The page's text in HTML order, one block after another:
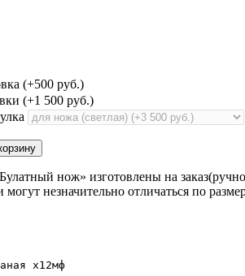
(+500 руб.)
(+1 500 руб.)
нож» изготовлены на
незначительно отличаться по
х12мф